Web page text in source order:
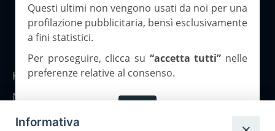
Copyright 2026 ©Corriere Cesenate
Home
Notizie
Rubriche
Questi ultimi non vengono usati da noi per una
profilazione pubblicitaria, bensì esclusivamente
a fini statistici.
Per proseguire, clicca su “accetta tutti” nelle
preferenze relative al consenso.
Informativa